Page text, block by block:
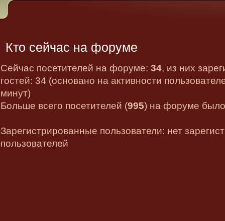
Кто сейчас на форуме
Сейчас посетителей на форуме: 34, из них
гостей: 34 (основано на активности
минут)
Больше всего посетителей (995) на форуме
Зарегистрированные пользователи: нет
пользователей